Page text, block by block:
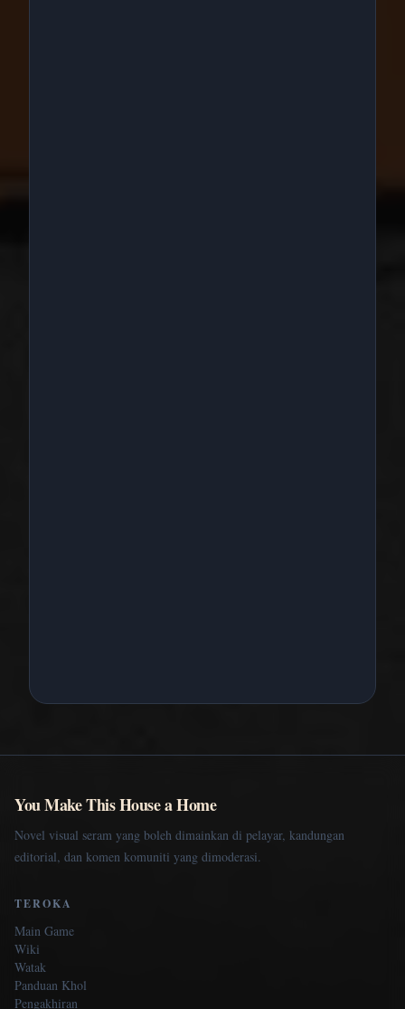
You Make This House a Home
Novel visual seram yang boleh dimainkan di pelayar, kandungan
editorial, dan komen komuniti yang dimoderasi.
TEROKA
Main Game
Wiki
Watak
Panduan Khol
Pengakhiran